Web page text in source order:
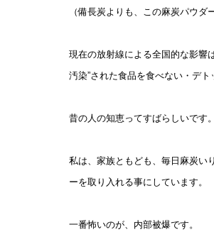
（備長炭よりも、この麻炭パウダ
現在の放射線による全国的な影響
汚染”された食品を食べない・デ
昔の人の知恵ってすばらしいです。
私は、家族ともども、毎日麻炭い
ーを取り入れる事にしています。
一番怖いのが、内部被爆です。